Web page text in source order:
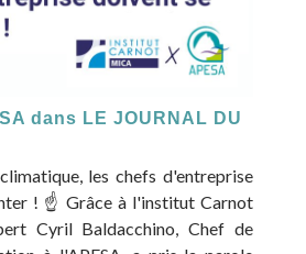
dans LE JOURNAL DU
les chefs d'entreprise
! ☝ Grâce à l'institut Carnot
Cyril Baldacchino, Chef de